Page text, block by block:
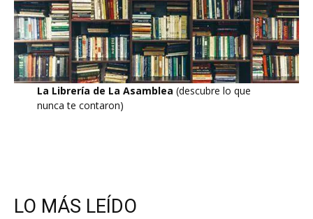
La Librería de La Asamblea (descubre lo que
nunca te contaron)
LO MÁS LEÍDO